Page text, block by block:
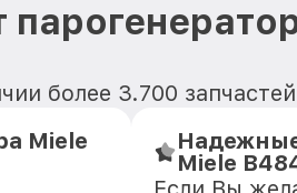
более 3.700
Miele
Miele